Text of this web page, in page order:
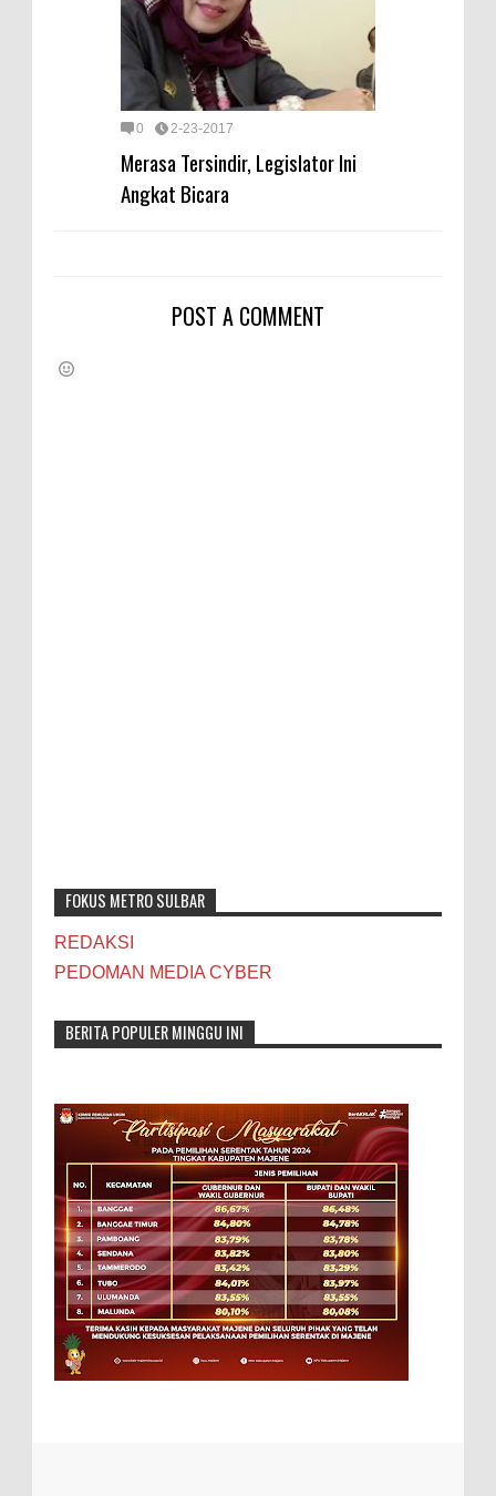
0 2-23-2017
Merasa Tersindir, Legislator Ini
Angkat Bicara
POST A COMMENT
FOKUS METRO SULBAR
REDAKSI
PEDOMAN MEDIA CYBER
BERITA POPULER MINGGU INI